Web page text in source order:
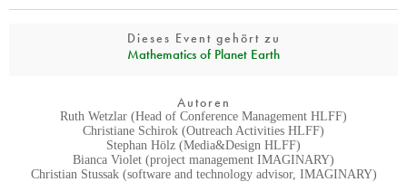
Dieses Event gehört zu
Mathematics of Planet Earth
Autoren
Ruth Wetzlar (Head of Conference Management HLFF)
Christiane Schirok (Outreach Activities HLFF)
Stephan Hölz (Media&Design HLFF)
Bianca Violet (project management IMAGINARY)
Christian Stussak (software and technology advisor, IMAGINARY)